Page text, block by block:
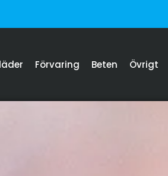
Förvaring Beten Övrigt